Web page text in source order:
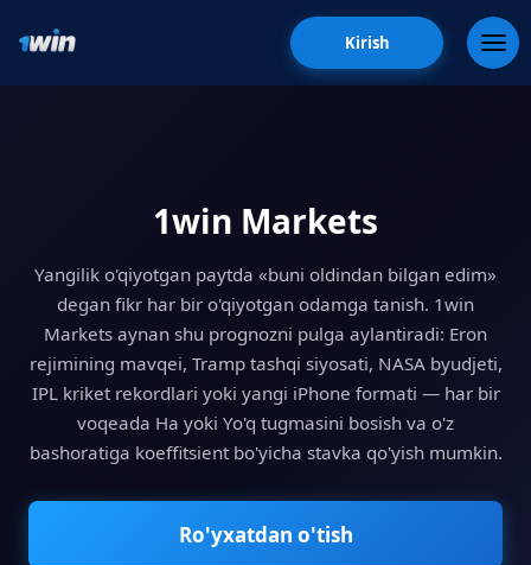
Kirish
1win Markets
Yangilik o'qiyotgan paytda «buni oldindan bilgan edim»
degan fikr har bir o'qiyotgan odamga tanish. 1win
Markets aynan shu prognozni pulga aylantiradi: Eron
rejimining mavqei, Tramp tashqi siyosati, NASA byudjeti,
IPL kriket rekordlari yoki yangi iPhone formati — har bir
voqeada Ha yoki Yo'q tugmasini bosish va o'z
bashoratiga koeffitsient bo'yicha stavka qo'yish mumkin.
Ro'yxatdan o'tish